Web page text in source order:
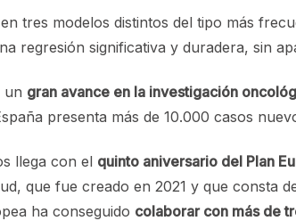
tres modelos distintos del tipo más
regresión significativa y duradera, sin
un gran avance en la investigación
presenta más de 10.000 casos
llega con el quinto aniversario del Plan
que fue creado en 2021 y que consta
ha conseguido colaborar con más de